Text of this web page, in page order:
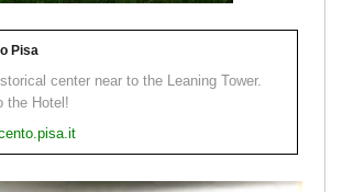
Pisa
center near to the Leaning Tower.
the Hotel!